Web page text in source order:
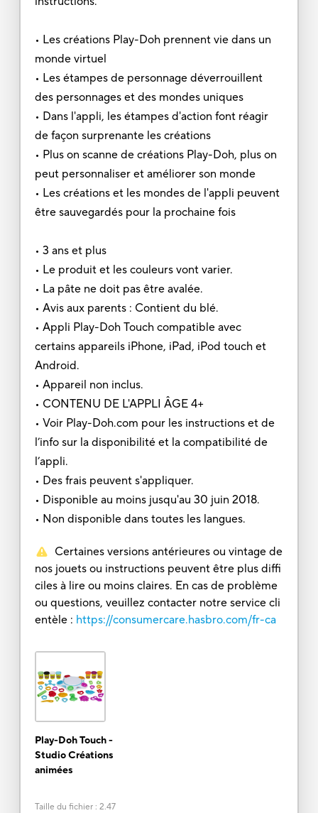
• Les créations Play-Doh prennent vie dans un
monde virtuel
• Les étampes de personnage déverrouillent
des personnages et des mondes uniques
• Dans l'appli, les étampes d'action font réagir
de façon surprenante les créations
• Plus on scanne de créations Play-Doh, plus on
peut personnaliser et améliorer son monde
• Les créations et les mondes de l'appli peuvent
être sauvegardés pour la prochaine fois
• 3 ans et plus
• Le produit et les couleurs vont varier.
• La pâte ne doit pas être avalée.
• Avis aux parents : Contient du blé.
• Appli Play-Doh Touch compatible avec
certains appareils iPhone, iPad, iPod touch et
Android.
• Appareil non inclus.
• CONTENU DE L'APPLI ÂGE 4+
• Voir Play-Doh.com pour les instructions et de
l’info sur la disponibilité et la compatibilité de
l’appli.
• Des frais peuvent s'appliquer.
• Disponible au moins jusqu'au 30 juin 2018.
• Non disponible dans toutes les langues.
Certaines versions antérieures ou vintage de
nos jouets ou instructions peuvent être plus diffi
ciles à lire ou moins claires. En cas de problème
ou questions, veuillez contacter notre service cli
entèle : https://consumercare.hasbro.com/fr-ca
Play-Doh Touch -
Studio Créations
animées
Taille du fichier: 2.47